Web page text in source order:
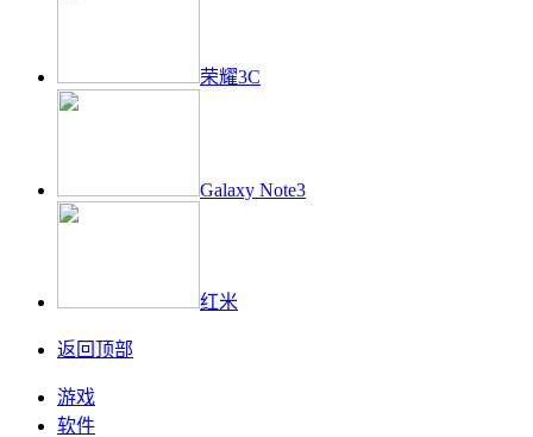
荣耀3C
Galaxy Note3
红米
返回顶部
游戏
软件